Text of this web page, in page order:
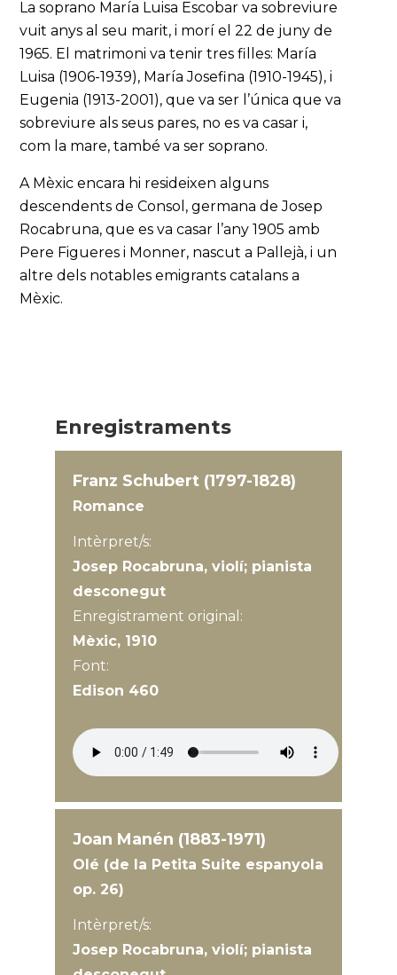
La soprano María Luisa Escobar va sobreviure
vuit anys al seu marit, i morí el 22 de juny de
1965. El matrimoni va tenir tres filles: María
Luisa (1906-1939), María Josefina (1910-1945), i
Eugenia (1913-2001), que va ser l’única que va
sobreviure als seus pares, no es va casar i,
com la mare, també va ser soprano.
A Mèxic encara hi resideixen alguns
descendents de Consol, germana de Josep
Rocabruna, que es va casar l’any 1905 amb
Pere Figueres i Monner, nascut a Pallejà, i un
altre dels notables emigrants catalans a
Mèxic.
Enregistraments
Franz Schubert (1797-1828)
Romance
Intèrpret/s:
Josep Rocabruna, violí; pianista
desconegut
Enregistrament original:
Mèxic, 1910
Font:
Edison 460
Joan Manén (1883-1971)
Olé (de la Petita Suite espanyola
op. 26)
Intèrpret/s:
Josep Rocabruna, violí; pianista